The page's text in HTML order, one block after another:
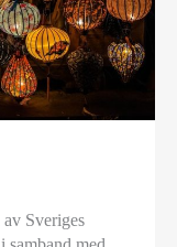
Sveriges